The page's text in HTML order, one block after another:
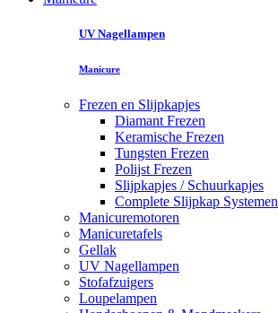
UV Nagellampen
Manicure
Frezen en Slijpkapjes
Diamant Frezen
Keramische Frezen
Tungsten Frezen
Polijst Frezen
Slijpkapjes / Schuurkapjes
Complete Slijpkap Systemen
Manicuremotoren
Manicuretafels
Gellak
UV Nagellampen
Stofafzuigers
Loupelampen